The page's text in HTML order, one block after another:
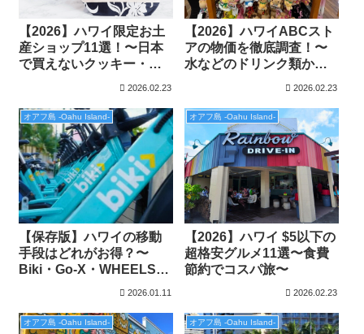
【2026】ハワイ限定お土
産ショップ11選！〜日本
で買えないクッキー・雑
2026.02.23
【2026】ハワイABCスト
アの物価を徹底調査！〜
水などのドリンク類から
2026.02.23
オアフ島 -Oahu Island-
【保存版】ハワイの移動
手段はどれがお得？〜
Biki・Go-X・WHEELSを
2026.01.11
オアフ島 -Oahu Island-
【2026】ハワイ $5以下の
超格安グルメ11選〜食費
節約でコスパ旅〜
2026.02.23
オアフ島 -Oahu Island- オアフ島 -Oahu Island-